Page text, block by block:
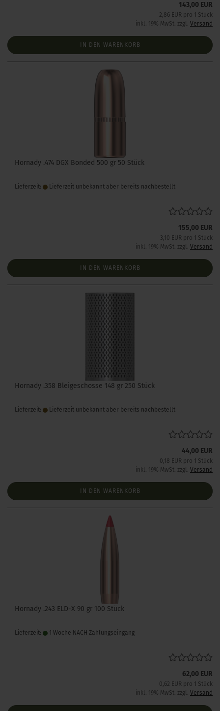
143,00 EUR
2,86 EUR pro 1 Stück
inkl. 19% MwSt. zzgl. Versand
IN DEN WARENKORB
Hornady .474 DGX Bonded 500 gr 50 Stück
Lieferzeit: Lieferzeit unbekannt aber bereits nachbestellt
155,00 EUR
3,10 EUR pro 1 Stück
inkl. 19% MwSt. zzgl. Versand
IN DEN WARENKORB
Hornady .358 Bleigeschosse 148 gr 250 Stück
Lieferzeit: Lieferzeit unbekannt aber bereits nachbestellt
44,00 EUR
0,18 EUR pro 1 Stück
inkl. 19% MwSt. zzgl. Versand
IN DEN WARENKORB
Hornady .243 ELD-X 90 gr 100 Stück
Lieferzeit: 1 Woche NACH Zahlungseingang
62,00 EUR
0,62 EUR pro 1 Stück
inkl. 19% MwSt. zzgl. Versand